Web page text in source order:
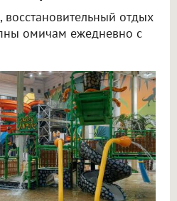
отдых
омичам ежедневно с